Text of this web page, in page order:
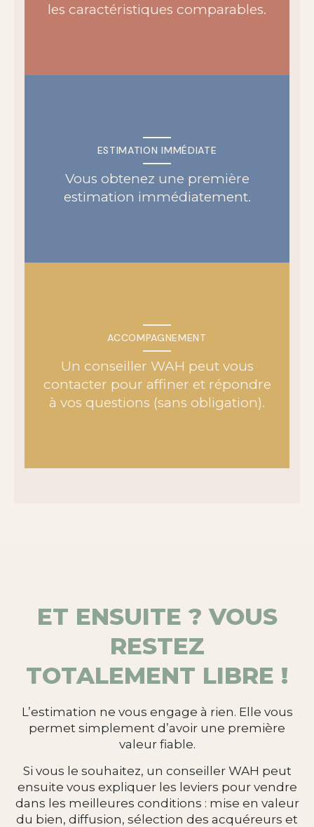
les caractéristiques comparables.
ESTIMATION IMMÉDIATE
Vous obtenez une première
estimation immédiatement.
ACCOMPAGNEMENT
Un conseiller WAH peut vous
contacter pour affiner et répondre
à vos questions (sans obligation).
ET ENSUITE ? VOUS
RESTEZ
TOTALEMENT LIBRE !
L’estimation ne vous engage à rien. Elle vous
permet simplement d’avoir une première
valeur fiable.
Si vous le souhaitez, un conseiller WAH peut
ensuite vous expliquer les leviers pour vendre
dans les meilleures conditions : mise en valeur
du bien, diffusion, sélection des acquéreurs et